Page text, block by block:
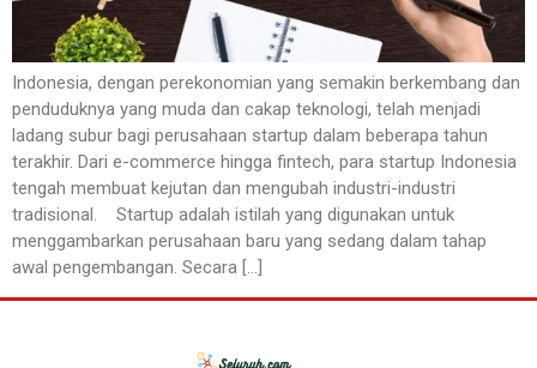
Indonesia, dengan perekonomian yang semakin berkembang dan
penduduknya yang muda dan cakap teknologi, telah menjadi
ladang subur bagi perusahaan startup dalam beberapa tahun
terakhir. Dari e-commerce hingga fintech, para startup Indonesia
tengah membuat kejutan dan mengubah industri-industri
tradisional. Startup adalah istilah yang digunakan untuk
menggambarkan perusahaan baru yang sedang dalam tahap
awal pengembangan. Secara […]